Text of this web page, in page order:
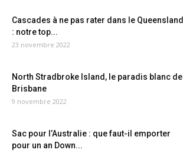
Cascades à ne pas rater dans le Queensland
: notre top...
23 novembre 2022
North Stradbroke Island, le paradis blanc de
Brisbane
9 novembre 2022
Sac pour l’Australie : que faut-il emporter
pour un an Down...